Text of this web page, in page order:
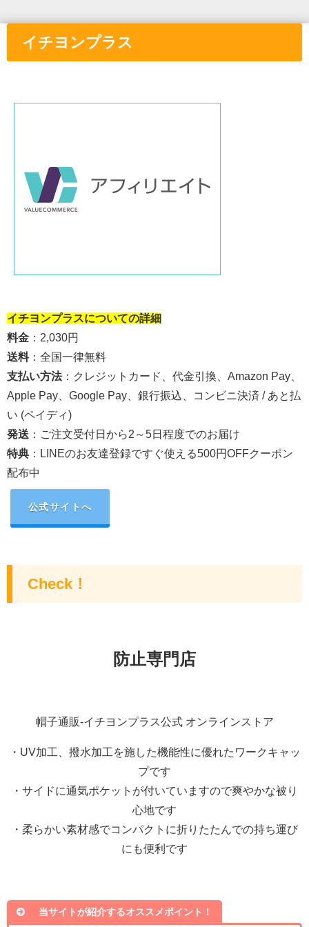
イチヨンプラス
イチヨンプラスについての詳細
料金 ：2,030円
送料： 全国一律無料
支払い方法：クレジットカード、 代金引換、Amazon Pay、
Apple Pay、Google Pay、銀行振込、コンビニ決済 / あと払
い (ペイディ)
発送 ： ご注文受付日から2～5日程度でのお届け
特典 ：LINEのお友達登録ですぐ使える500円OFFクーポン
配布中
公式サイトへ
Check！
防止専門店
帽子通販-イチヨンプラス公式 オンラインストア
・UV加工、撥水加工を施した機能性に優れたワークキャッ
プです
・サイドに通気ポケットが付いていますので爽やかな被り
心地です
・柔らかい素材感でコンパクトに折りたたんでの持ち運び
にも便利です
当サイトが紹介するオススメポイント！